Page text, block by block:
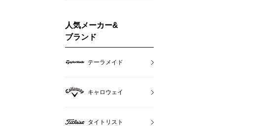
人気メーカー&
ブランド
テーラメイド
キャロウェイ
タイトリスト